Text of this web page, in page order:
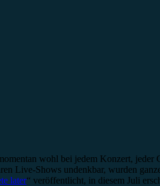
wohl bei jedem Konzert,
Live-Shows undenkbar, wurden
later“ veröffentlicht, in diesem Juli